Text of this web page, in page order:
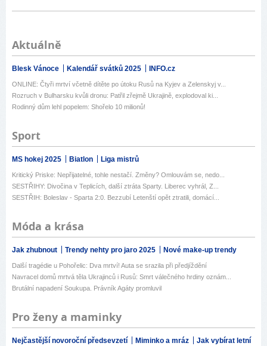
Aktuálně
Blesk Vánoce Kalendář svátků 2025 INFO.cz
ONLINE: Čtyři mrtví včetně dítěte po útoku Rusů na Kyjev a Zelenskyj v...
Rozruch v Bulharsku kvůli dronu: Patřil zřejmě Ukrajině, explodoval ki...
Rodinný dům lehl popelem: Shořelo 10 milionů!
Sport
MS hokej 2025 Biatlon Liga mistrů
Kritický Priske: Nepřijatelné, tohle nestačí. Změny? Omlouvám se, nedo...
SESTŘIHY: Divočina v Teplicích, další ztráta Sparty. Liberec vyhrál, Z...
SESTŘIH: Boleslav - Sparta 2:0. Bezzubí Letenští opět ztratili, domácí...
Móda a krása
Jak zhubnout Trendy nehty pro jaro 2025 Nové make-up trendy
Další tragédie u Pohořelic: Dva mrtví! Auta se srazila při předjíždění
Navracel domů mrtvá těla Ukrajinců i Rusů: Smrt válečného hrdiny oznám...
Brutální napadení Soukupa. Právník Agáty promluvil
Pro ženy a maminky
Nejčastější novoroční předsevzetí Miminko a mráz
Jak vybírat letní